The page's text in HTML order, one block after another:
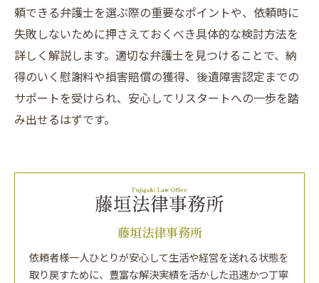
頼できる弁護士を選ぶ際の重要なポイントや、依頼時に
失敗しないために押さえておくべき具体的な検討方法を
詳しく解説します。適切な弁護士を見つけることで、納
得のいく慰謝料や損害賠償の獲得、後遺障害認定までの
サポートを受けられ、安心してリスタートへの一歩を踏
み出せるはずです。
藤垣法律事務所
依頼者様一人ひとりが安心して生活や経営を送れる状態を
取り戻すために、豊富な解決実績を活かした迅速かつ丁寧